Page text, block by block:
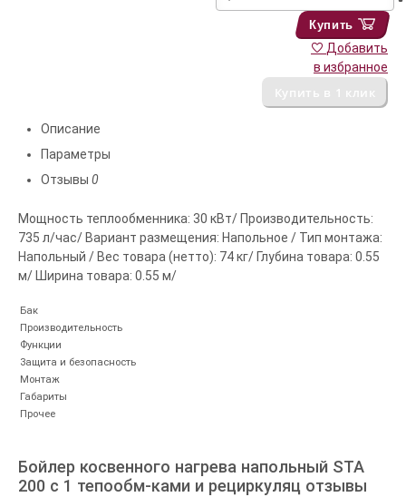
Купить
Добавить
в избранное
Описание
Параметры
Отзывы 0
Мощность теплообменника: 30 кВт/ Производительность:
735 л/час/ Вариант размещения: Напольное / Тип монтажа:
Напольный / Вес товара (нетто): 74 кг/ Глубина товара: 0.55
м/ Ширина товара: 0.55 м/
Бак
Производительность
Функции
Защита и безопасность
Монтаж
Габариты
Прочее
Бойлер косвенного нагрева напольный STA
200 с 1 тепообм-ками и рециркуляц отзывы